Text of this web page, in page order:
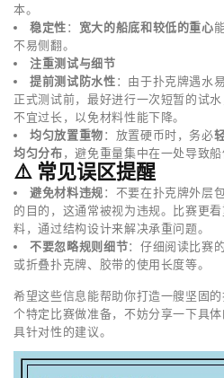
本。
稳定性： 宽大的船底和较低的重心
不易侧翻。
注重测试与细节
提前测试防水性：由于扑克牌遇水
正式测试前，最好进行一次短暂的试
不宜过长，以免材料性能下降。
均匀放置重物：放置硬币时，务必
均匀分布，避免重量集中在一处导致船
⚠️ 常见误区提醒
避免材料违规：不要在扑克牌外层
的目的，这通常被视为违规。比赛更
料，通过结构设计来解决承重问题。
不要忽略规则细节：仔细阅读比赛
或折叠扑克牌、胶带的使用长度等。
希望这些信息能帮助你打造一艘坚固
个特定比赛做准备，不妨分享一下具
具针对性的建议。